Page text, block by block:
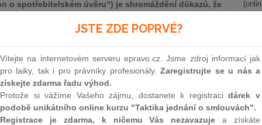
o spotřebitelském úvěru“) je shromáždění důkazů, že
řádně. [1] V tomto článku se nejprve detailně
úvěruschopnosti spotřebitele a následně čtenáře
pokud toto posuzování nebude úvěrujícím
úvěru je transpozičním zákonem směrnice
úvěru, tzv. Consumer Credit Directive (dále jen „
úvěru na nemovitosti určené k bydlení, tzv.
JSTE ZDE POPRVÉ?
Vítejte na internetovém serveru epravo.cz. Jsme zdroj informací jak
pro laiky, tak i pro právníky profesionály.Zaregistrujte se u nás a
získejte zdarma řadu výhod.
Protože si vážíme Vašeho zájmu, dostanete k registracidárek v
podobě unikátního online kurzu "Taktika jednání o smlouvách".
Registrace je zdarma, k ničemu Vás nezavazuje a získáte